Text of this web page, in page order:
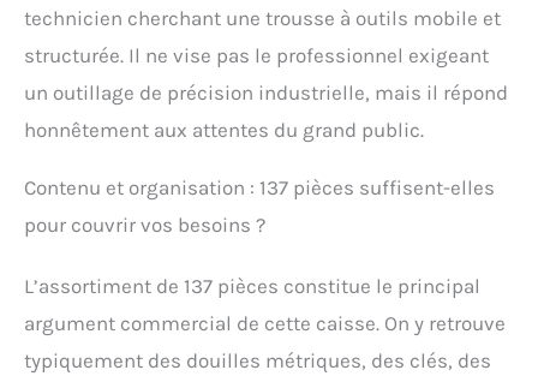
32 pièces Jeu de
Cutter universel, lame 18
mm | Ruban de mesure,
à oeils contre-coudées
Jeu de clés mixtes, 6 - 32
pilant bois BGS, 2 m
Largeur: 200 mm |
Hauteur: 200 mm
technicien cherchant une trousse à outils mobile et
structurée. Il ne vise pas le professionnel exigeant
un outillage de précision industrielle, mais il répond
honnêtement aux attentes du grand public.
Contenu et organisation : 137 pièces suffisent-elles
pour couvrir vos besoins ?
L’assortiment de 137 pièces constitue le principal
argument commercial de cette caisse. On y retrouve
typiquement des douilles métriques, des clés, des